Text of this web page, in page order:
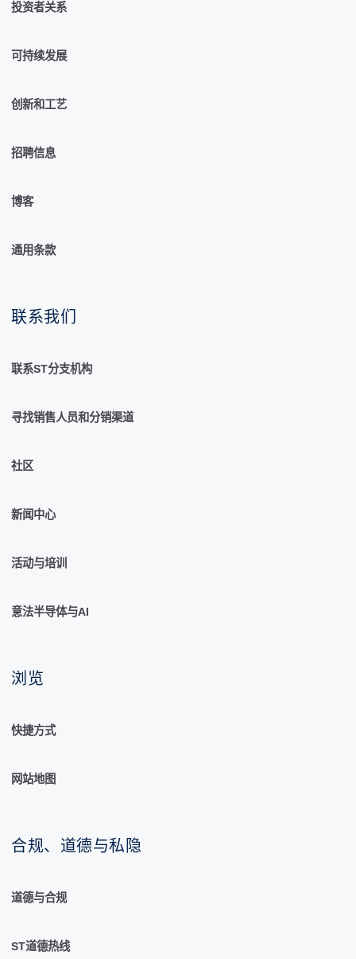
投资者关系
可持续发展
创新和工艺
招聘信息
博客
通用条款
联系我们
联系ST分支机构
寻找销售人员和分销渠道
社区
新闻中心
活动与培训
意法半导体与AI
浏览
快捷方式
网站地图
合规、道德与私隐
道德与合规
ST道德热线